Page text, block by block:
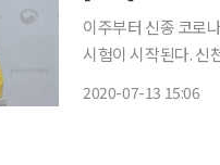
이주부터 신종 코로
시험이 시작된다. 신
2020-07-13 15:06